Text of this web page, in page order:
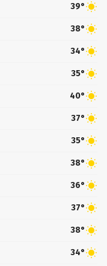
39°
38°
34°
35°
40°
37°
35°
38°
36°
37°
38°
34°